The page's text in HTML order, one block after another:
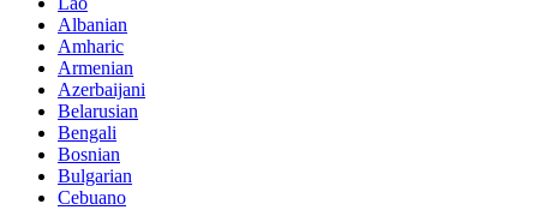
Albanian
Amharic
Armenian
Azerbaijani
Belarusian
Bengali
Bosnian
Bulgarian
Cebuano